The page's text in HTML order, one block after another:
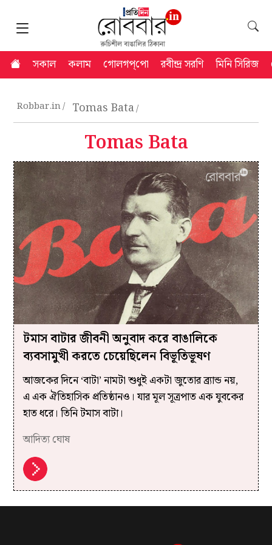
সকাল কলাম গোলগপ্‌পো রবীন্দ্র সরণি মিনি সিরিজ
Robbar.in Tomas Bata
Tomas Bata
টমাস বাটার জীবনী অনুবাদ করে বাঙালিকে
ব্যবসামুখী করতে চেয়েছিলেন বিভূতিভূষণ
আজকের দিনে ‘বাটা’ নামটা শুধুই একটা জুতোর ব্র্যান্ড নয়,
এ এক ঐতিহাসিক প্রতিষ্ঠানও। যার মূল সূত্রপাত এক যুবকের
হাত ধরে। তিনি টমাস বাটা।
আদিত্য ঘোষ